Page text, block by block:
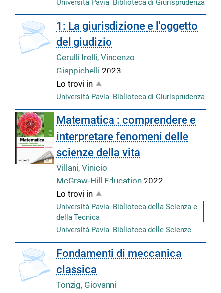
Università Pavia. Biblioteca di Giurisprudenza
1: La giurisdizione e l'oggetto
del giudizio
Cerulli Irelli, Vincenzo
Giappichelli2023
Lo trovi in
Università Pavia. Biblioteca di Giurisprudenza
Matematica : comprendere e
interpretare fenomeni delle
scienze della vita
Villani, Vinicio
McGraw-Hill Education2022
Lo trovi in
Università Pavia. Biblioteca della Scienza e
della Tecnica
Università Pavia. Biblioteca delle Scienze
copertina
Fondamenti di meccanica
classica
Tonzig, Giovanni